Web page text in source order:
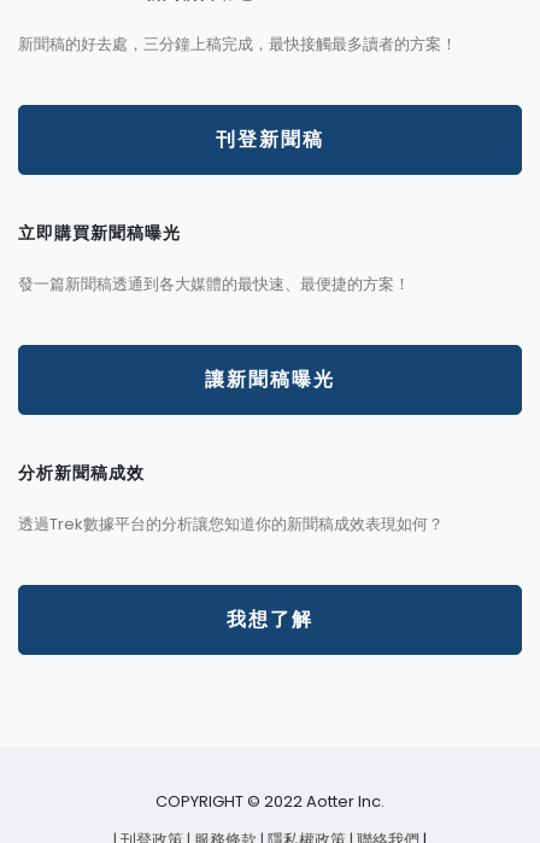
新聞稿的好去處，三分鐘上稿完成，最快接觸最多讀者的方案！
刊登新聞稿
立即購買新聞稿曝光
發一篇新聞稿透通到各大媒體的最快速、最便捷的方案！
讓新聞稿曝光
分析新聞稿成效
透過Trek數據平台的分析讓您知道你的新聞稿成效表現如何？
我想了解
COPYRIGHT © 2022 Aotter Inc.